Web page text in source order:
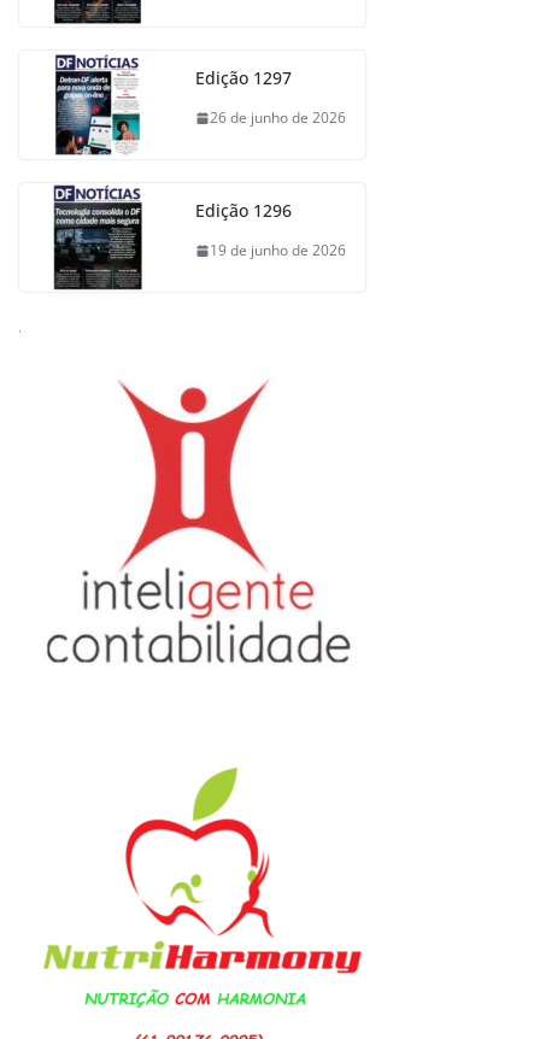
Edição 1297
26 de junho de 2026
Edição 1296
19 de junho de 2026